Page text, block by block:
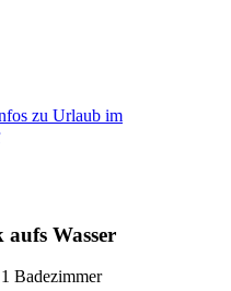
zu Urlaub im
Wasser
Badezimmer